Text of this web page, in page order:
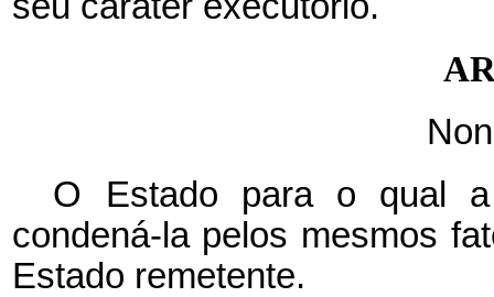
O Estado para o qual
condená-la pelos mesmos
Estado remetente.